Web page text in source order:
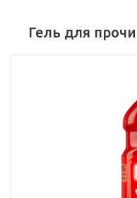
Гель для